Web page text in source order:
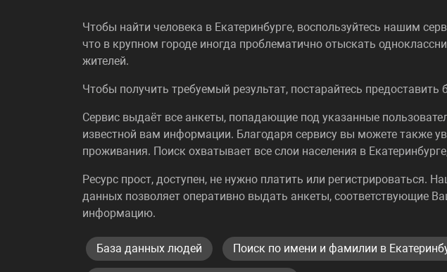
Чтобы найти человека в Екатеринбурге, воспользуйтесь нашим
что в крупном городе иногда проблематично отыскать
жителей.
Чтобы получить требуемый результат, постарайтесь
Сервис выдаёт все анкеты, попадающие под указанные
известной вам информации. Благодаря сервису вы можете также
проживания. Поиск охватывает все слои населения в
Ресурс прост, доступен, не нужно платить или регистрироваться.
данных позволяет оперативно выдать анкеты, соответствующие
информацию.
База данных людей Поиск по имени и фамилии в